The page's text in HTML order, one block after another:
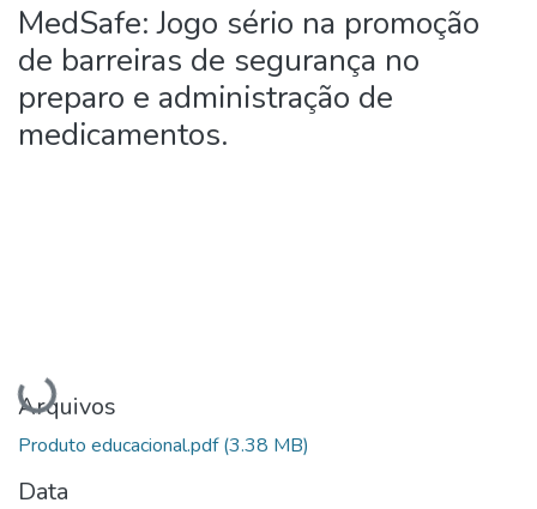
Autoarquivamento
Sobre o RI-UFCSPA
FAQ
MedSafe: Jogo sério na promoção
de barreiras de segurança no
preparo e administração de
medicamentos.
Carregando...
Arquivos
Produto educacional.pdf(3.38 MB)
Data